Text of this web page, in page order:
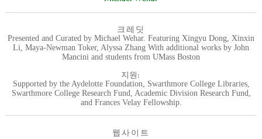
크레딧
Presented and Curated by Michael Wehar. Featuring Xingyu Dong, Xinxin
Li, Maya-Newman Toker, Alyssa Zhang With additional works by John
Mancini and students from UMass Boston
지원:
Supported by the Aydelotte Foundation, Swarthmore College Libraries,
Swarthmore College Research Fund, Academic Division Research Fund,
and Frances Velay Fellowship.
웹사이트